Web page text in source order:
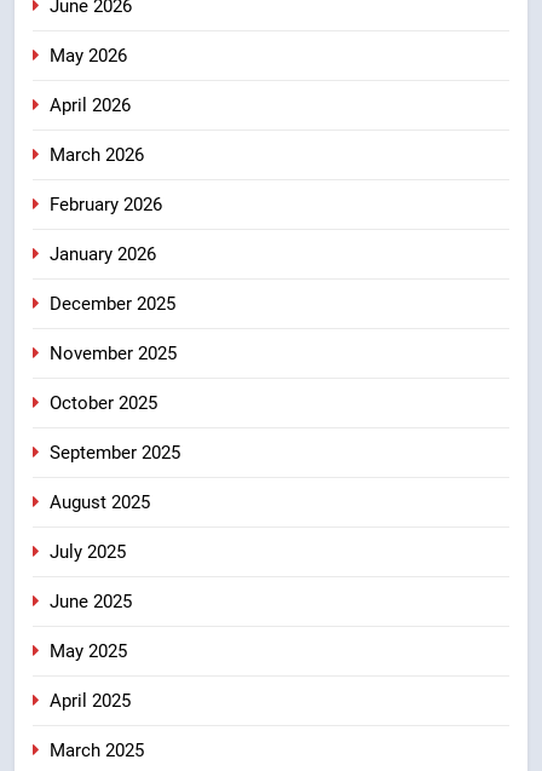
7
June 2026
May 2026
April 2026
March 2026
February 2026
January 2026
December 2025
November 2025
October 2025
September 2025
August 2025
July 2025
June 2025
May 2025
April 2025
March 2025